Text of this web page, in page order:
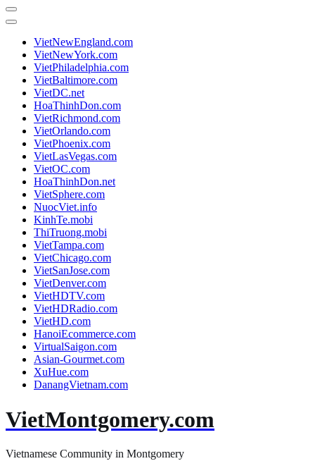
VietNewEngland.com
VietNewYork.com
VietPhiladelphia.com
VietBaltimore.com
VietDC.net
HoaThinhDon.com
VietRichmond.com
VietOrlando.com
VietPhoenix.com
VietLasVegas.com
VietOC.com
HoaThinhDon.net
VietSphere.com
NuocViet.info
KinhTe.mobi
ThiTruong.mobi
VietTampa.com
VietChicago.com
VietSanJose.com
VietDenver.com
VietHDTV.com
VietHDRadio.com
VietHD.com
HanoiEcommerce.com
VirtualSaigon.com
Asian-Gourmet.com
XuHue.com
DanangVietnam.com
VietMontgomery.com
Vietnamese Community in Montgomery